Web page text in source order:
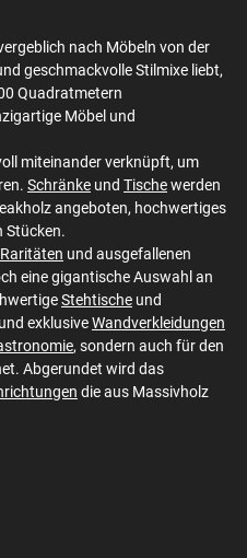
nach Möbeln von der
geschmackvolle Stilmixe liebt,
Quadratmetern
Möbel und
miteinander verknüpft, um
Schränke und Tischewerden
angeboten, hochwertiges
Stücken.
Raritäten und ausgefallenen
eine gigantische Auswahl an
Stehtische und
exklusiveWandverkleidungen
, sondern auch für den
Abgerundet wird das
die aus Massivholz